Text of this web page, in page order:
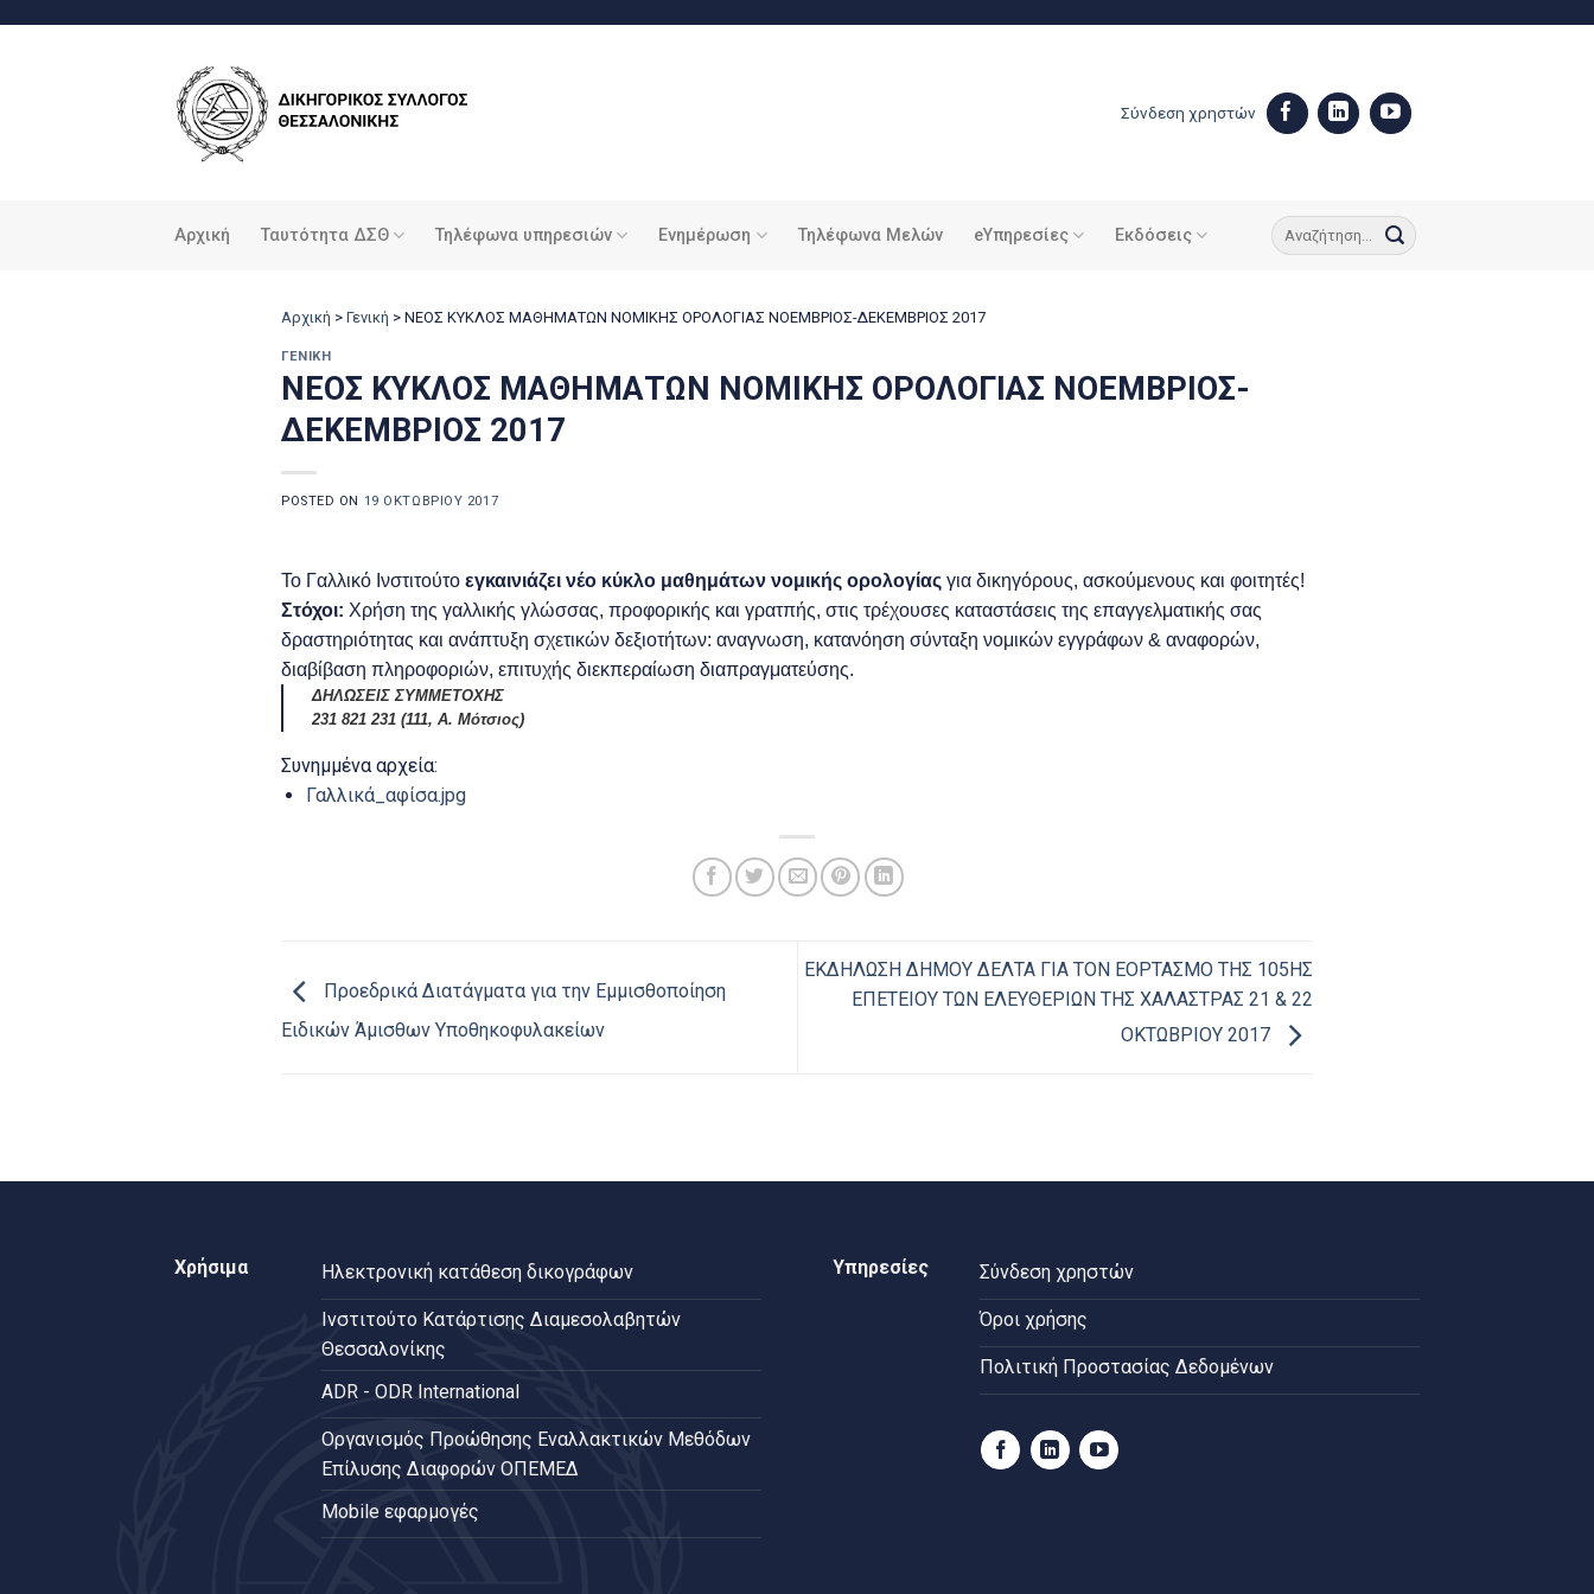
Σύνδεση χρηστών
Αρχική Ταυτότητα ΔΣΘ Τηλέφωνα υπηρεσιών Ενημέρωση Τηλέφωνα Μελών eΥπηρεσίες Εκδόσεις
Αρχική > Γενική > ΝΕΟΣ ΚΥΚΛΟΣ ΜΑΘΗΜΑΤΩΝ ΝΟΜΙΚΗΣ ΟΡΟΛΟΓΙΑΣ ΝΟΕΜΒΡΙΟΣ-ΔΕΚΕΜΒΡΙΟΣ 2017
ΓΕΝΙΚΉ
ΝΕΟΣ ΚΥΚΛΟΣ ΜΑΘΗΜΑΤΩΝ ΝΟΜΙΚΗΣ ΟΡΟΛΟΓΙΑΣ ΝΟΕΜΒΡΙΟΣ-
ΔΕΚΕΜΒΡΙΟΣ 2017
POSTED ON 19 ΟΚΤΩΒΡΊΟΥ 2017
Το Γαλλικό Ινστιτούτο εγκαινιάζει νέο κύκλο μαθημάτων νομικής ορολογίας για δικηγόρους, ασκούμενους και φοιτητές!
Στόχοι: Χρήση της γαλλικής γλώσσας, προφορικής και γρατπής, στις τρέχουσες καταστάσεις της επαγγελματικής σας
δραστηριότητας και ανάπτυξη σχετικών δεξιοτήτων: αναγνωση, κατανόηση σύνταξη νομικών εγγράφων & αναφορών,
διαβίβαση πληροφοριών, επιτυχής διεκπεραίωση διαπραγματεύσης.
ΔΗΛΩΣΕΙΣ ΣΥΜΜΕΤΟΧΗΣ
231 821 231 (111, Α. Μότσιος)
Συνημμένα αρχεία:
Γαλλικά_αφίσα.jpg
Προεδρικά Διατάγματα για την Εμμισθοποίηση
Ειδικών Άμισθων Υποθηκοφυλακείων
ΕΚΔΗΛΩΣΗ ΔΗΜΟΥ ΔΕΛΤΑ ΓΙΑ ΤΟΝ ΕΟΡΤΑΣΜΟ ΤΗΣ 105ΗΣ
ΕΠΕΤΕΙΟΥ ΤΩΝ ΕΛΕΥΘΕΡΙΩΝ ΤΗΣ ΧΑΛΑΣΤΡΑΣ 21 & 22
ΟΚΤΩΒΡΙΟΥ 2017
Χρήσιμα Ηλεκτρονική κατάθεση δικογράφων
Ινστιτούτο Κατάρτισης Διαμεσολαβητών
Θεσσαλονίκης
ADR - ODR International
Oργανισμός Προώθησης Εναλλακτικών Μεθόδων
Επίλυσης Διαφορών ΟΠΕΜΕΔ
Mobile εφαρμογές
Υπηρεσίες Σύνδεση χρηστών
Όροι χρήσης
Πολιτική Προστασίας Δεδομένων